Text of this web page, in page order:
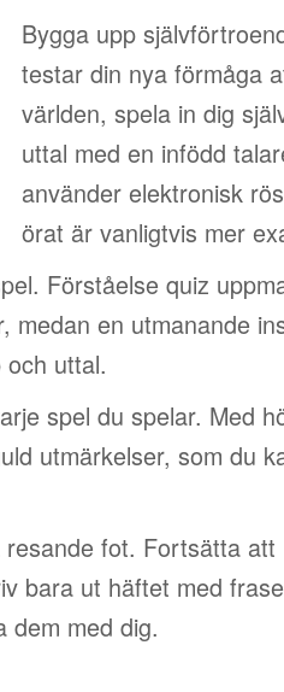
Bygga upp
testar din nya förmåga
världen, spela in dig
uttal med en infödd
använder elektronisk
örat är vanligtvis mer
Förståelse quiz
medan en utmanande
uttal.
spel du spelar. Med
utmärkelser, som du
fot. Fortsätta
bara ut häftet med
dem med dig.